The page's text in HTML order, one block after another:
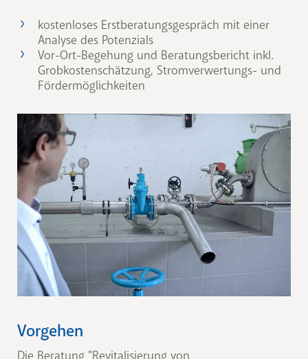
kostenloses Erstberatungsgespräch mit einer
Analyse des Potenzials
Vor-Ort-Begehung und Beratungsbericht inkl.
Grobkostenschätzung, Stromverwertungs- und
Fördermöglichkeiten
Vorgehen
Die Beratung "Revitalisierung von